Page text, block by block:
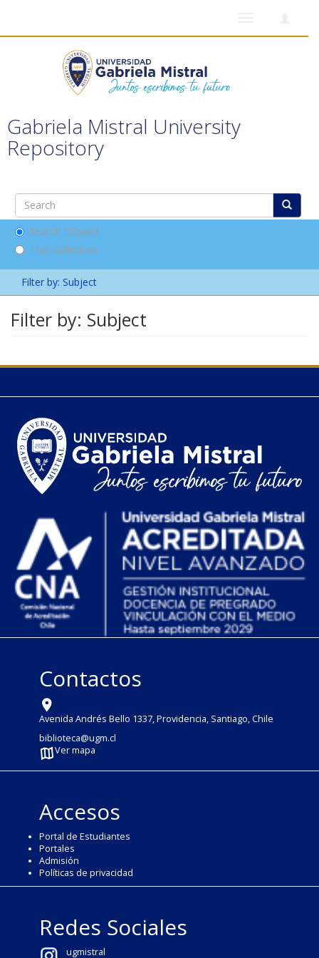
Gabriela Mistral University
Repository
Search DSpace
This Collection
Filter by: Subject
Filter by: Subject
Contactos
Avenida Andrés Bello 1337, Providencia, Santiago, Chile
biblioteca@ugm.cl
Ver mapa
Accesos
Portal de Estudiantes
Portales
Admisión
Políticas de privacidad
Redes Sociales
ugmistral